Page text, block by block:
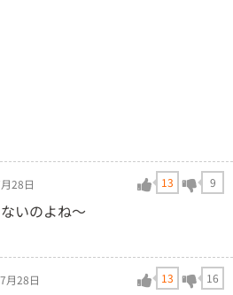
28日 13 9
いのよね～
月28日 13 16